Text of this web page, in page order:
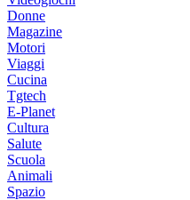
Donne
Magazine
Motori
Viaggi
Cucina
Tgtech
E-Planet
Cultura
Salute
Scuola
Animali
Spazio